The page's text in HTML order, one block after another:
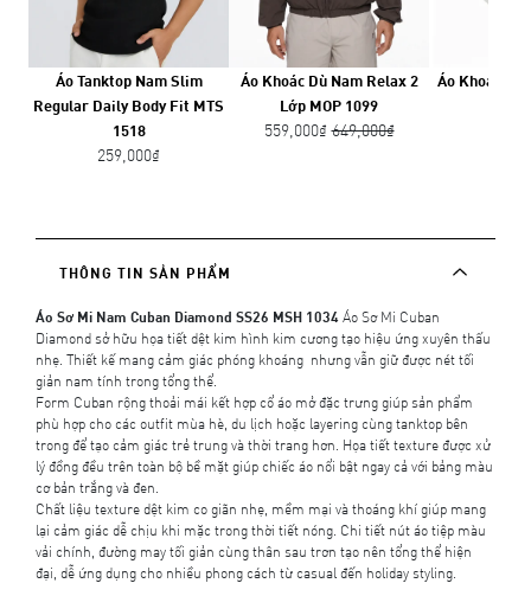
Áo Tanktop Nam Slim
Regular Daily Body Fit MTS
1518
259,000₫
Áo Khoác Dù Nam Relax 2
Lớp MOP 1099
559,000₫ 649,000₫
Áo Khoác Dù
THÔNG TIN SẢN PHẨM
Áo Sơ Mi Nam Cuban Diamond SS26 MSH 1034Áo Sơ Mi Cuban
Diamond sở hữu họa tiết dệt kim hình kim cương tạo hiệu ứng xuyên thấu
nhẹ. Thiết kế mang cảm giác phóng khoáng nhưng vẫn giữ được nét tối
giản nam tính trong tổng thể.
Form Cuban rộng thoải mái kết hợp cổ áo mở đặc trưng giúp sản phẩm
phù hợp cho các outfit mùa hè, du lịch hoặc layering cùng tanktop bên
trong để tạo cảm giác trẻ trung và thời trang hơn. Họa tiết texture được xử
lý đồng đều trên toàn bộ bề mặt giúp chiếc áo nổi bật ngay cả với bảng màu
cơ bản trắng và đen.
Chất liệu texture dệt kim co giãn nhẹ, mềm mại và thoáng khí giúp mang
lại cảm giác dễ chịu khi mặc trong thời tiết nóng. Chi tiết nút áo tiệp màu
vải chính, đường may tối giản cùng thân sau trơn tạo nên tổng thể hiện
đại, dễ ứng dụng cho nhiều phong cách từ casual đến holiday styling.